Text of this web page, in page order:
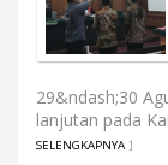
29&ndash;30
lanjutan pada
SELENGKAPNYA ]